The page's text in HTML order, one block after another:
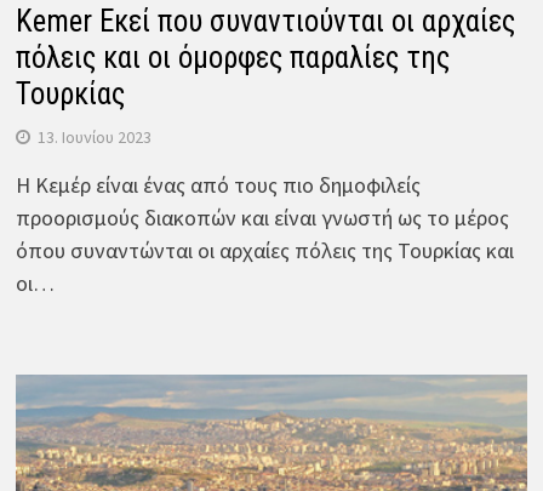
Kemer Εκεί που συναντιούνται οι αρχαίες
πόλεις και οι όμορφες παραλίες της
Τουρκίας
13. Ιουνίου 2023
Η Κεμέρ είναι ένας από τους πιο δημοφιλείς
προορισμούς διακοπών και είναι γνωστή ως το μέρος
όπου συναντώνται οι αρχαίες πόλεις της Τουρκίας και
οι…